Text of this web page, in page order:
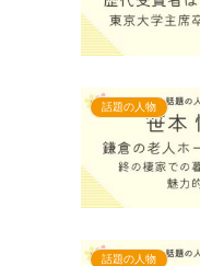
話題の人物
話題の人物